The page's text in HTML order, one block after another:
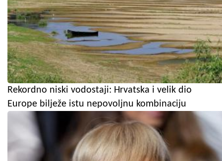
Rekordno niski vodostaji: Hrvatska i velik dio
Europe bilježe istu nepovoljnu kombinaciju